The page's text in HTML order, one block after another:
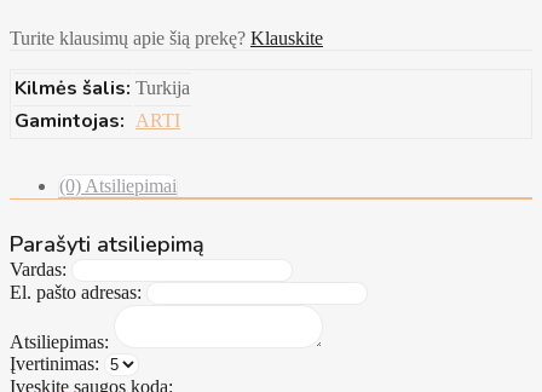
Turite klausimų apie šią prekę? Klauskite
Kilmės šalis: Turkija
Gamintojas: ARTI
(0) Atsiliepimai
Parašyti atsiliepimą
Vardas:
El. pašto adresas:
Atsiliepimas:
Įvertinimas:
Įveskite saugos kodą: